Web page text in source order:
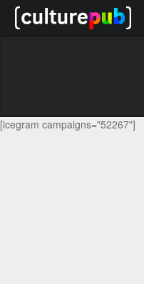
[icegram campaigns="52267"]